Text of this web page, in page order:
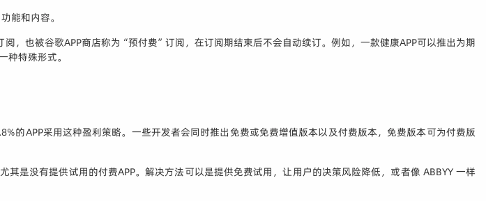
能和内容。
，也被谷歌APP商店称为“预付费”订阅，在订阅期结束后不会自动续订。例如，一款健康APP可以推出为期
特殊形式。
的APP采用这种盈利策略。一些开发者会同时推出免费或免费增值版本以及付费版本，免费版本可为付费版
是没有提供试用的付费APP。解决方法可以是提供免费试用，让用户的决策风险降低，或者像 ABBYY 一样